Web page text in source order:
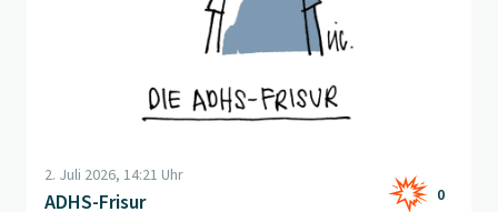
2. Juli 2026, 14:21 Uhr
ADHS-Frisur 0